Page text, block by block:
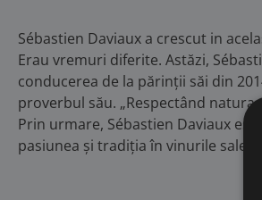
Sébastien Daviaux a crescut in
Erau vremuri diferite. Astăzi,
conducerea de la părinții săi din
proverbul său. „Respectând
Prin urmare, Sébastien Daviaux
pasiunea și tradiția în vinurile sale.